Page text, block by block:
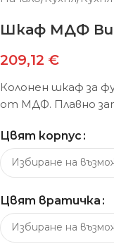
Шкаф МДФ
209,12 €
Колонен шкаф за
от МДФ. Плавно
Цвят корпус
Цвят вратичка